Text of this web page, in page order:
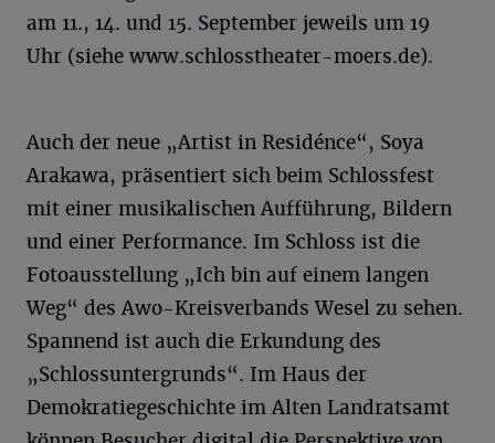
am 11., 14. und 15. September jeweils um 19
Uhr (siehe www.schlosstheater-moers.de).
Auch der neue „Artist in Residénce“, Soya
Arakawa, präsentiert sich beim Schlossfest
mit einer musikalischen Aufführung, Bildern
und einer Performance. Im Schloss ist die
Fotoausstellung „Ich bin auf einem langen
Weg“ des Awo-Kreisverbands Wesel zu sehen.
Spannend ist auch die Erkundung des
„Schlossuntergrunds“. Im Haus der
Demokratiegeschichte im Alten Landratsamt